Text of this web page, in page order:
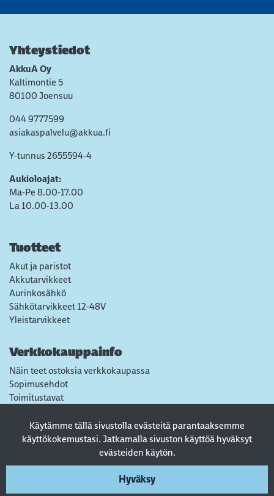
Käytämme tällä sivustolla evästeitä parantaaksemme
käyttökokemustasi. Jatkamalla sivuston käyttöä hyväksyt
evästeiden käytön.
Hyväksy
Yhteystiedot
AkkuA Oy
Kaltimontie 5
80100 Joensuu
044 9777599
asiakaspalvelu@akkua.fi
Y-tunnus 2655594-4
Aukioloajat:
Ma-Pe 8.00-17.00
La 10.00-13.00
Tuotteet
Akut ja paristot
Akkutarvikkeet
Aurinkosähkö
Sähkötarvikkeet 12-48V
Yleistarvikkeet
Verkkokauppainfo
Näin teet ostoksia verkkokaupassa
Sopimusehdot
Toimitustavat
Tietosuojaseloste
Usein kysytyt kysymykset
Seuraa sosiaalisessa mediassa